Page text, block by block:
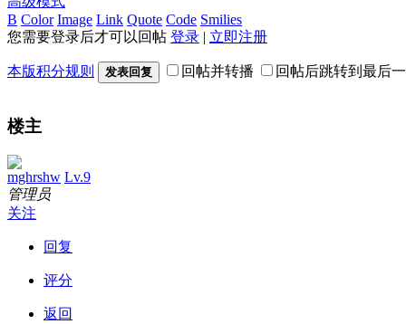
B Color Image Link Quote Code Smilies
您需要登录后才可以回帖 登录 | 立即注册
本版积分规则 发表回复 回帖并转播 回帖后跳转到最后
楼主
mghrshw Lv.9
管理员
关注
回复
评分
返回